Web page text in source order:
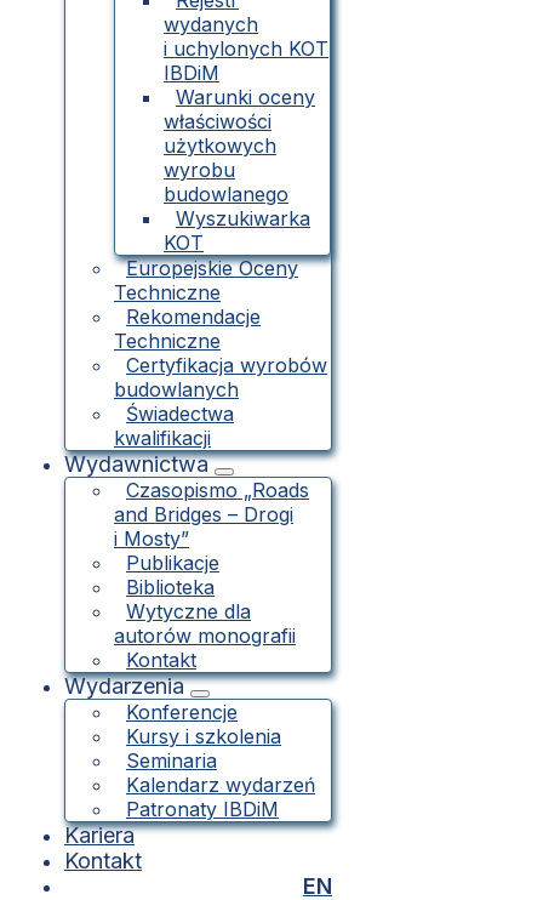
wydanych
i uchylonych KOT
IBDiM
Warunki oceny
właściwości
użytkowych
wyrobu
budowlanego
Wyszukiwarka
KOT
Europejskie Oceny
Techniczne
Rekomendacje
Techniczne
Certyfikacja wyrobów
budowlanych
Świadectwa
kwalifikacji
Wydawnictwa
Czasopismo „Roads
and Bridges – Drogi
i Mosty”
Publikacje
Biblioteka
Wytyczne dla
autorów monografii
Kontakt
Wydarzenia
Konferencje
Kursy i szkolenia
Seminaria
Kalendarz wydarzeń
Patronaty IBDiM
Kariera
Kontakt
EN